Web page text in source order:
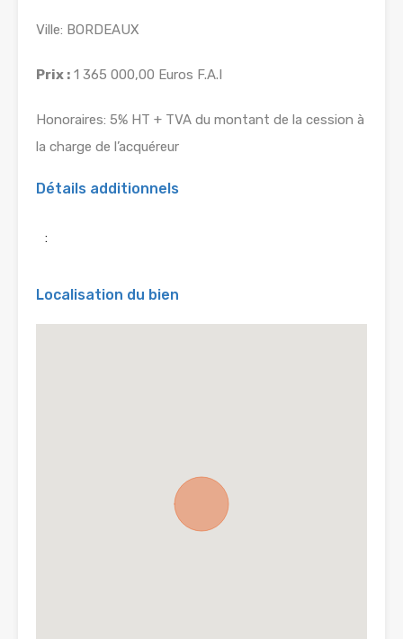
Ville: BORDEAUX
Prix : 1 365 000,00 Euros F.A.I
Honoraires: 5% HT + TVA du montant de la cession à
la charge de l’acquéreur
Détails additionnels
:
Localisation du bien